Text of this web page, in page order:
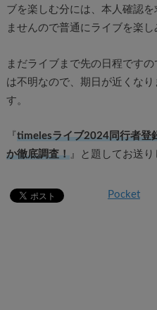
ブを楽しむ分には、本人確認
ませんので普通にライブを楽し
まだライブまで先の日程です
は不明なので、期日が近くな
す。
『 timelesライブ2024同行者登
か徹底調査！』と題してお送り
Pocket